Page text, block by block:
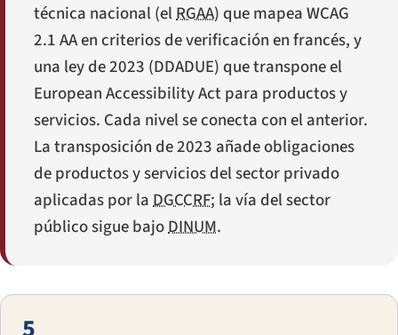
técnica nacional (elRGAA) que mapea WCAG
2.1 AA en criterios de verificación en francés, y
una ley de 2023 (DDADUE) que transpone el
European Accessibility Act para productos y
servicios. Cada nivel se conecta con el anterior.
La transposición de 2023 añade obligaciones
de productos y servicios del sector privado
aplicadas por laDGCCRF; la vía del sector
público sigue bajoDINUM.